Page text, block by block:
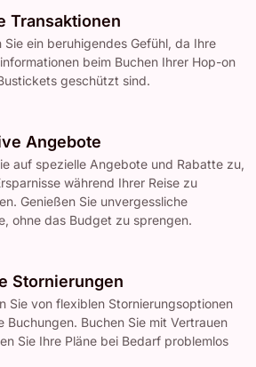
Transaktionen
Sie ein beruhigendes Gefühl, da Ihre
beim Buchen Ihrer Hop-on
geschützt sind.
Angebote
auf spezielle Angebote und Rabatte zu,
während Ihrer Reise zu
Genießen Sie unvergessliche
ohne das Budget zu sprengen.
Stornierungen
Sie von flexiblen Stornierungsoptionen
Buchungen. Buchen Sie mit Vertrauen
Sie Ihre Pläne bei Bedarf problemlos